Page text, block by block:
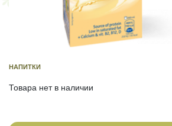
НАПИТКИ
Товара нет в наличии